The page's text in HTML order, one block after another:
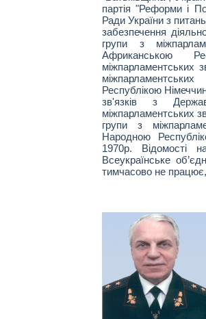
партія "Реформи і
Ради України з
забезпечення
групи з
Африканською
міжпарламентських
Республікою
зв'язків з
міжпарламентських
групи з
Народною
1970р. Відомості
Всеукраїнське
тимчасово не працює,